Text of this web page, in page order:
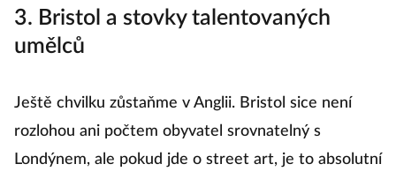
3. Bristol a stovky talentovaných
umělců
Ještě chvilku zůstaňme v Anglii. Bristol sice není
rozlohou ani počtem obyvatel srovnatelný s
Londýnem, ale pokud jde o street art, je to absolutní